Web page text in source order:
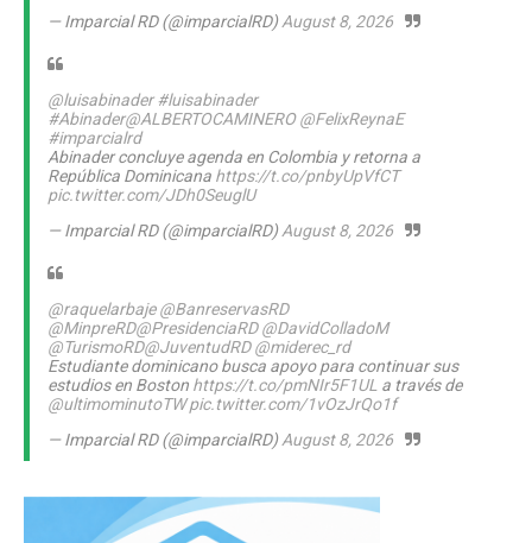
— Imparcial RD (@imparcialRD)August 8, 2026
@luisabinader #luisabinader
#Abinader@ALBERTOCAMINERO @FelixReynaE
#imparcialrd
Abinader concluye agenda en Colombia y retorna a
República Dominicana https://t.co/pnbyUpVfCT
pic.twitter.com/JDh0SeuglU
— Imparcial RD (@imparcialRD)August 8, 2026
@raquelarbaje @BanreservasRD
@MinpreRD@PresidenciaRD @DavidColladoM
@TurismoRD@JuventudRD @miderec_rd
Estudiante dominicano busca apoyo para continuar sus
estudios en Boston https://t.co/pmNIr5F1UL a través de
@ultimominutoTW pic.twitter.com/1vOzJrQo1f
— Imparcial RD (@imparcialRD)August 8, 2026